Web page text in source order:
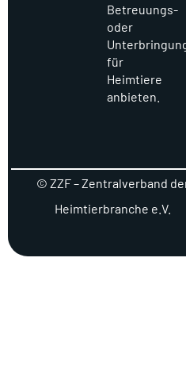
Betreuungs-
oder
für
Heimtiere
anbieten.
© ZZF – Zentralverband
Heimtierbranche e.V.